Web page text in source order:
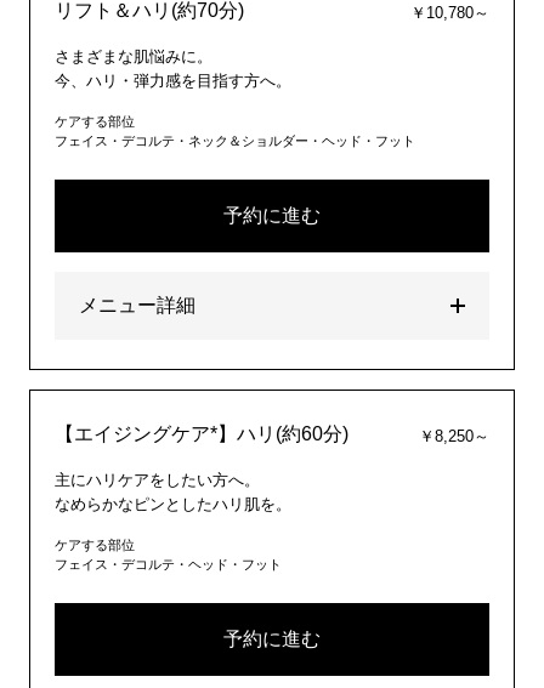
リフト＆ハリ(約70分)
￥10,780～
さまざまな肌悩みに。
今、ハリ・弾力感を目指す方へ。
ケアする部位
フェイス・デコルテ・ネック＆ショルダー・ヘッド・フット
予約に進む
メニュー詳細
【エイジングケア*】ハリ(約60分) ￥8,250～
主にハリケアをしたい方へ。
なめらかなピンとしたハリ肌を。
ケアする部位
フェイス・デコルテ・ヘッド・フット
予約に進む